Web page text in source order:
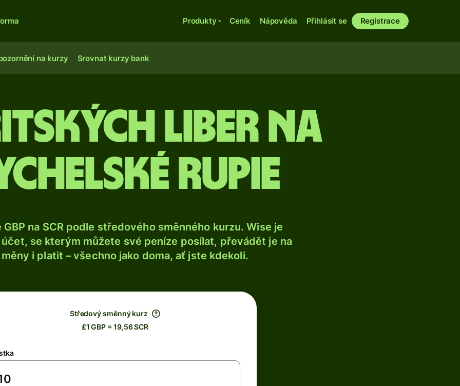
Produkty Ceník Nápověda Přihlásit se Registrace
na kurzy Srovnat kurzy bank
liber na
rupie
na SCR podle středového směnného kurzu. Wise je
se kterým můžete své peníze posílat, převádět je na
i platit – všechno jako doma, ať jste kdekoli.
Středový směnný kurz
£1 GBP = 19,56 SCR